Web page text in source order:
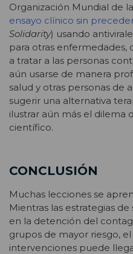
Organización Mundial de
ensayo clínico sin
Solidarity) usando
para otras enfermedades,
a tratar a las personas
aún usarse de manera
salud y otras personas de
sugerir una alternativa
ilustrar aún más el dilema
científico.
CONCLUSIÓN
Muchas lecciones se
Mientras las estrategias
en la detención del
grupos de mayor riesgo,
intervenciones puede